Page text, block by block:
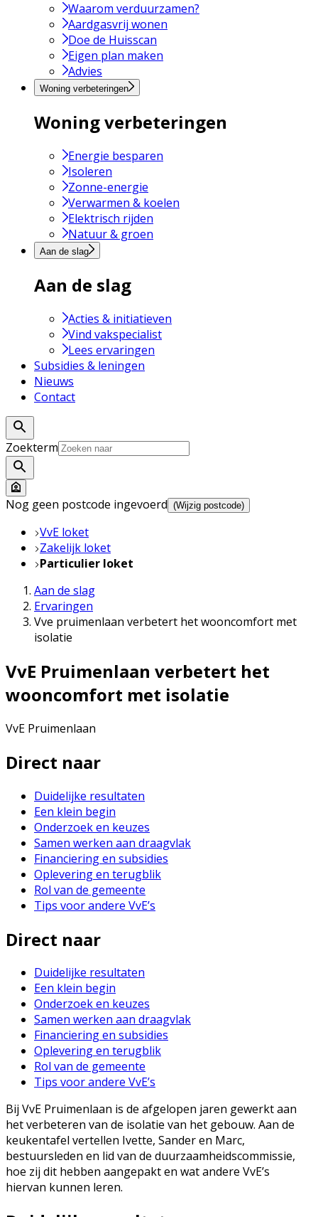
Waarom verduurzamen?
Aardgasvrij wonen
Doe de Huisscan
Eigen plan maken
Advies
Woning verbeteringen
Woning verbeteringen
Energie besparen
Isoleren
Zonne-energie
Verwarmen & koelen
Elektrisch rijden
Natuur & groen
Aan de slag
Aan de slag
Acties & initiatieven
Vind vakspecialist
Lees ervaringen
Subsidies & leningen
Nieuws
Contact
Zoekterm
Nog geen postcode ingevoerd (Wijzig postcode)
VvE loket
Zakelijk loket
Particulier loket
Aan de slag
Ervaringen
Vve pruimenlaan verbetert het wooncomfort met
isolatie
VvE Pruimenlaan verbetert het
wooncomfort met isolatie
VvE Pruimenlaan
Direct naar
Duidelijke resultaten
Een klein begin
Onderzoek en keuzes
Samen werken aan draagvlak
Financiering en subsidies
Oplevering en terugblik
Rol van de gemeente
Tips voor andere VvE’s
Direct naar
Duidelijke resultaten
Een klein begin
Onderzoek en keuzes
Samen werken aan draagvlak
Financiering en subsidies
Oplevering en terugblik
Rol van de gemeente
Tips voor andere VvE’s
Bij VvE Pruimenlaan is de afgelopen jaren gewerkt aan
het verbeteren van de isolatie van het gebouw. Aan de
keukentafel vertellen Ivette, Sander en Marc,
bestuursleden en lid van de duurzaamheidscommissie,
hoe zij dit hebben aangepakt en wat andere VvE’s
hiervan kunnen leren.